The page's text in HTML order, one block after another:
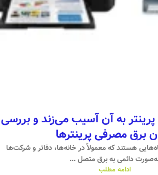
به آن آسیب می‌زند و بررسی
برق مصرفی پرینترها
هستند که معمولاً در خانه‌ها، دفاتر و شرکت‌ها
دائمی به برق متصل ...
ادامه مطلب